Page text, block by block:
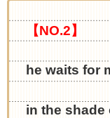
【NO.2】
he waits for
in the shade